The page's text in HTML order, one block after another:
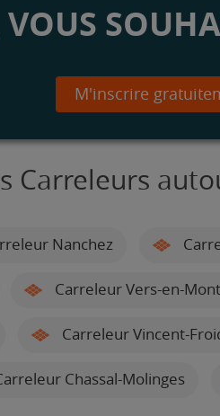
M'inscrire
Carreleurs
Nanchez
Carreleur Vers-en-
Carreleur Vincent-
Chassal-Molinges